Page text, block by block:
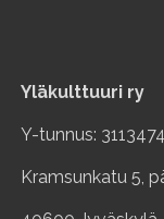
Yläkulttuuri ry
Y-tunnus:
Kramsunkatu 5,